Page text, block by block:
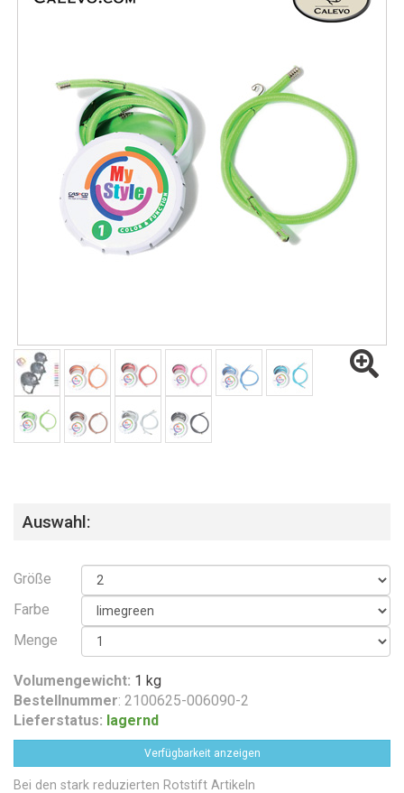
Auswahl:
Größe
Farbe
Menge
Volumengewicht: 1 kg
Bestellnummer: 2100625-006090-2
Lieferstatus: lagernd
Verfügbarkeit anzeigen
Bei den stark reduzierten Rotstift Artikeln